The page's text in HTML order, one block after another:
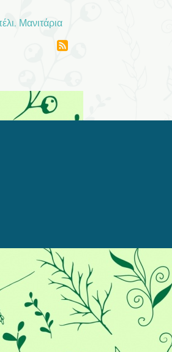
Μανιτάρια